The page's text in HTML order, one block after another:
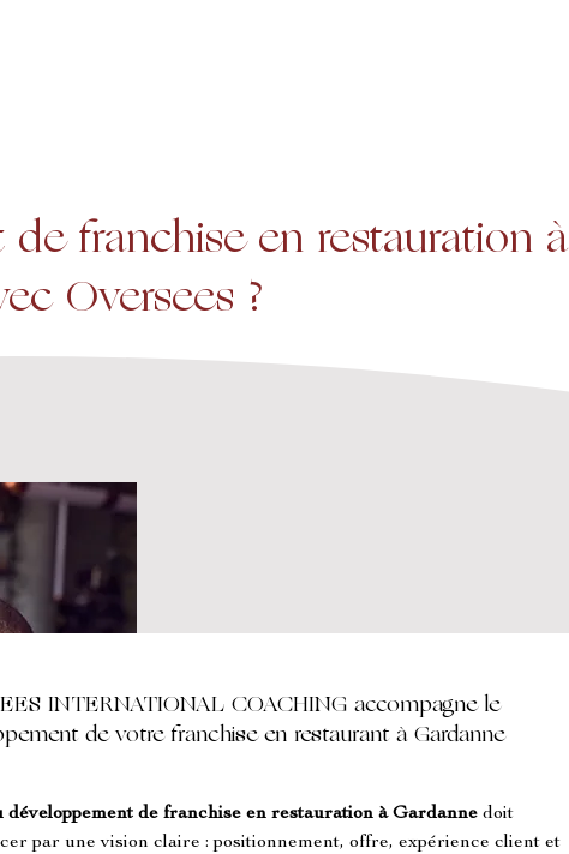
franchise en restauration à
Oversees ?
INTERNATIONAL COACHING accompagne le
de votre franchise en restaurant à Gardanne
développement de franchise en restauration à Gardanne doit
par une vision claire : positionnement, offre, expérience client et